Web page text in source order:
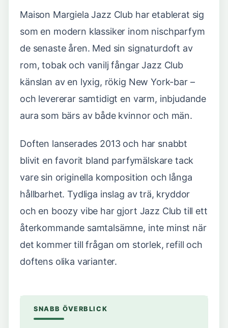
Maison Margiela Jazz Club har etablerat sig
som en modern klassiker inom nischparfym
de senaste åren. Med sin signaturdoft av
rom, tobak och vanilj fångar Jazz Club
känslan av en lyxig, rökig New York-bar –
och levererar samtidigt en varm, inbjudande
aura som bärs av både kvinnor och män.
Doften lanserades 2013 och har snabbt
blivit en favorit bland parfymälskare tack
vare sin originella komposition och långa
hållbarhet. Tydliga inslag av trä, kryddor
och en boozy vibe har gjort Jazz Club till ett
återkommande samtalsämne, inte minst när
det kommer till frågan om storlek, refill och
doftens olika varianter.
SNABB ÖVERBLICK